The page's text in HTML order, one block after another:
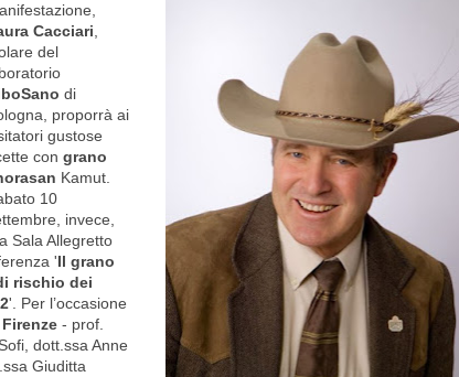
Cacciari,
del
di
proporrà ai
gustose
con grano
Kamut.
10
invece,
Sala Allegretto
'Il grano
rischio dei
'. Per l’occasione
- prof.
dott.ssa Anne
Giuditta